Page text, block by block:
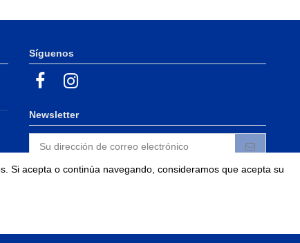
Síguenos
Newsletter
Puede darse de baja en cualquier momento. Para
Si acepta o continúa navegando, consideramos que acepta su